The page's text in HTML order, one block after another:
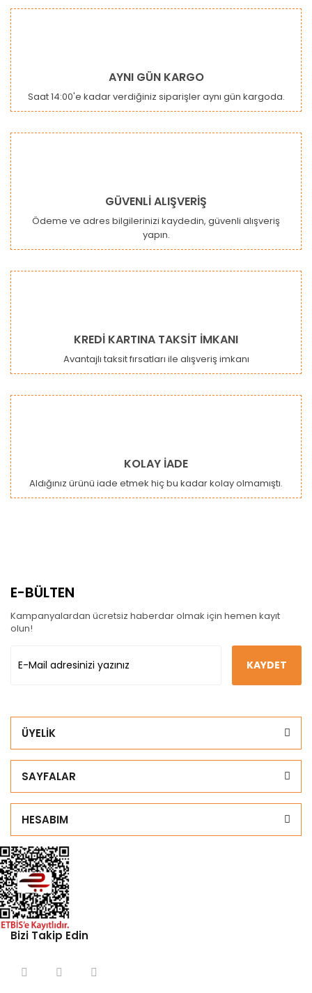
Bu ürüne ilk yorumu siz yapın!
Ürün açıklamasında eksik bilgiler bulunuyor.
Ürün bilgilerinde hatalar bulunuyor.
Gönder
AYNI GÜN KARGO
Saat 14:00'e kadar verdiğiniz siparişler aynı gün kargoda.
GÜVENLİ ALIŞVERİŞ
Ödeme ve adres bilgilerinizi kaydedin, güvenli alışveriş
yapın.
KREDİ KARTINA TAKSİT İMKANI
Avantajlı taksit fırsatları ile alışveriş imkanı
KOLAY İADE
Aldığınız ürünü iade etmek hiç bu kadar kolay olmamıştı.
E-BÜLTEN
Kampanyalardan ücretsiz haberdar olmak için hemen kayıt
olun!
KAYDET
ÜYELİK
SAYFALAR
HESABIM
Bizi Takip Edin